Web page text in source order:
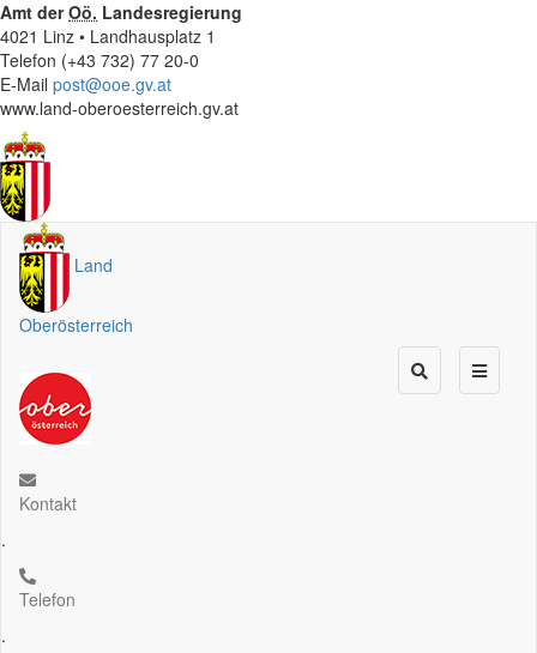
Amt derOö. Landesregierung
4021 Linz • Landhausplatz 1
Telefon (+43 732) 77 20-0
E-Mail post@ooe.gv.at
www.land-oberoesterreich.gv.at
Land
Oberösterreich
Kontakt
.
Telefon
.